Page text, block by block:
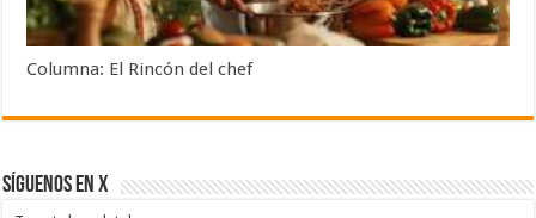
Columna: El Rincón del chef
SÍGUENOS EN X